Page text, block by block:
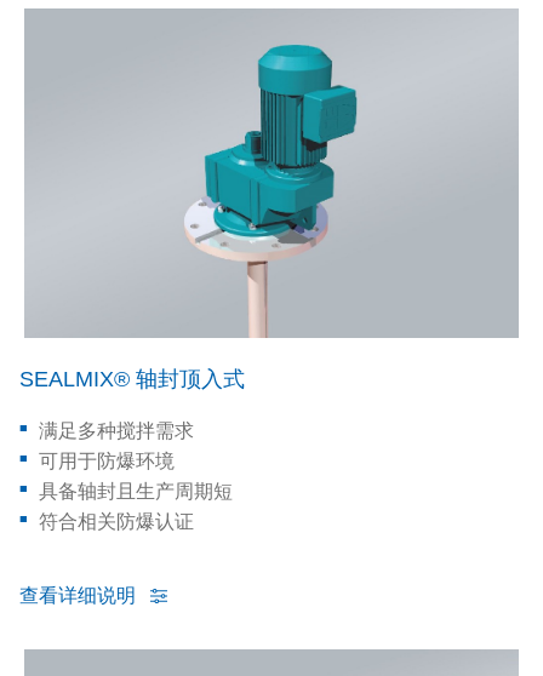
SEALMIX® 轴封顶入式
满足多种搅拌需求
可用于防爆环境
具备轴封且生产周期短
符合相关防爆认证
查看详细说明